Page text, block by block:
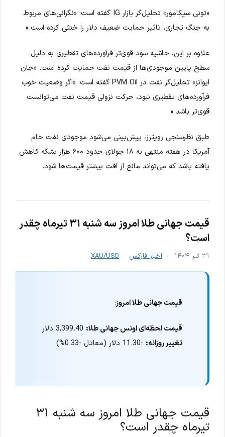
«تونی سیکامور» تحلیل‌گر بازار IG گفته است: «نگرانی‌های مربوط
به جنگ تجاری، تاثیر حمایت ضعیف دلار را خنثی کرده است.»
علاوه بر این، حاشیه سود قوی‌تر فرآورده‌های تقطیری به دلیل
سطح پایین موجودی‌ها از قیمت نفت حمایت کرده است. «جان
ایوانز» تحلیل‌گر نفت در PVM Oil گفته است: «اگر وضعیت خوب
فرآورده‌های تقطیری نبود، حرکت نزولی قیمت نفت می‌توانست
قوی‌تر باشد.»
طبق نظرسنجی رویترز، پیش‌بینی می‌شود موجودی نفت خام
آمریکا در هفته منتهی به ۱۸ جولای حدود ۶۰۰ هزار بشکه کاهش
یافته باشد که می‌تواند مانع از افت بیشتر قیمت‌ها شود.
قیمت جهانی طلا امروز سه شنبه ۳۱ تیرماه چقدر
است؟
۳۱ تیر ۱۴۰۴ اخبار فارکس XAU/USD
قیمت جهانی طلا امروز:
قیمت لحظه‌ای اونس جهانی طلا:
تغییر روزانه: -11.30 دلار (معادل -0.33%)
قیمت جهانی طلا امروز سه شنبه ۳۱
تیرماه چقدر است؟